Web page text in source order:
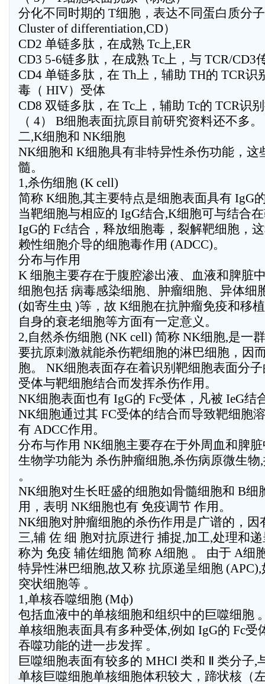
分化不同时期的 T细胞，表达不同蛋白质分
Cluster of differentiation,CD）
CD2 单链多肽，在成熟 Tc上,ER
CD3 5-6链多肽，在成熟 Tc上，与 TCR/CD3
CD4 单链多肽，在 Th上，辅助 TH的 TCR识
毒（ HIV）受体
CD8 双链多肽，在 Tc上，辅助 Tc的 TCR识
（ 4） B细胞表面抗原目前研究资料还不多。
二,K细胞和 NK细胞
NK细胞和 K细胞具有非特异性杀伤功能，这
髓。
1,杀伤细胞 (K cell)
简称 K细胞,其主要特点是细胞表面具有 IgG
当靶细胞与相应的 IgG结合,K细胞可与结合
IgG的 Fc结合，释放细胞毒，裂解靶细胞，
赖性细胞介导的细胞毒作用 (ADCC)。
分布与作用
K 细胞主要存在于腹腔渗出液、血液和脾脏
细胞包括 病毒感染细胞、肿瘤细胞、异体细
(如寄生虫 )等，故 K细胞在抗肿瘤免疫和移
自身的衰老细胞等方面有一定意义。
2,自然杀伤细胞 (NK cell) 简称 NK细胞,是一
要抗原刺激就能杀伤靶细胞的淋巴细胞，因
胞。 NK细胞表面存在着识别靶细胞表面分
受体与靶细胞结合而发挥杀伤作用。
NK细胞表面也有 IgG的 Fc受体，凡被 IeG结
NK细胞通过其 FC受体的结合而导致靶细胞
有 ADCC作用。
分布与作用 NK细胞主要存在于外周血和脾
生物学功能为 杀伤肿瘤细胞,杀伤病原微生
。
NK细胞对生长旺盛的细胞如骨髓细胞和 B细
用，表明 NK细胞也有 免疫调节 作用。
NK细胞对肿瘤细胞的杀伤作用是广谱的，因
三,辅 佐 细 胞对抗原进行 捕捉,加工,处理和
称为 免疫 辅佐细胞 简称 A细胞 。 由于 A细
特异性淋巴细胞,故又称 抗原递呈细胞
突状细胞等 。
1,单核吞噬细胞 (Mф)
包括血液中的单核细胞和组织中的巨噬细胞
单核细胞表面具有多种受体,例如 IgG的 Fc受
吞噬功能的进一步发挥 。
巨噬细胞表面有较多的 MHCⅠ 类和 Ⅱ 类分子,
单核巨噬细胞单核细胞体积较大，蹄状核（